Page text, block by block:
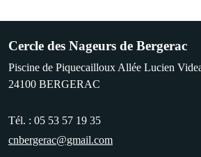
Cercle des Nageurs de Bergerac
Piscine de Piquecailloux Allée Lucien
24100 BERGERAC
Tél. : 05 53 57 19 35
cnbergerac@gmail.com